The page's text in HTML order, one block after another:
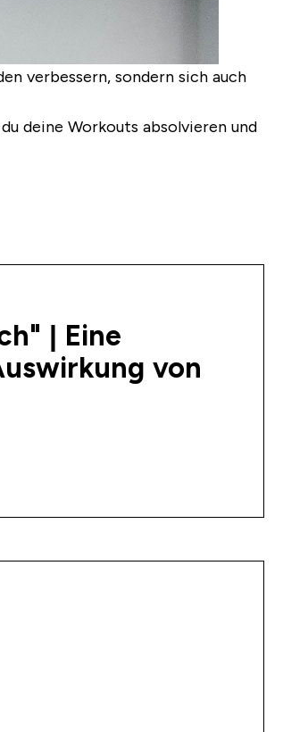
verbessern, sondern sich auch
deine Workouts absolvieren und
| Eine
von